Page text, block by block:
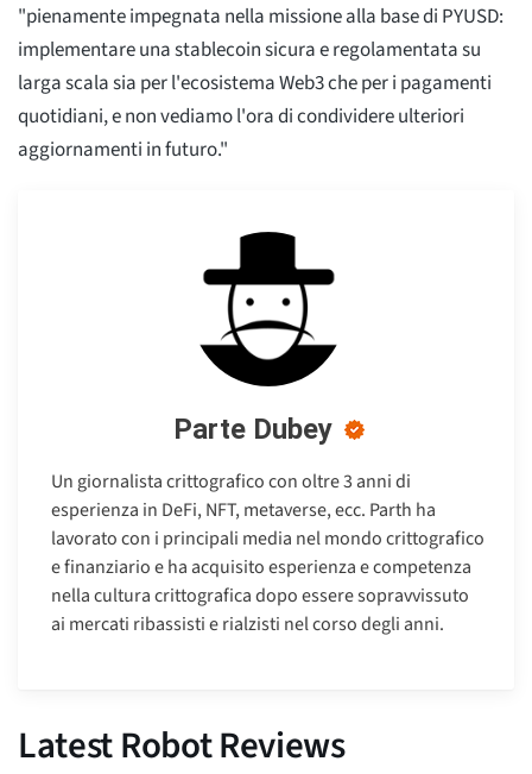
"pienamente impegnata nella missione alla base di PYUSD:
implementare una stablecoin sicura e regolamentata su
larga scala sia per l'ecosistema Web3 che per i pagamenti
quotidiani, e non vediamo l'ora di condividere ulteriori
aggiornamenti in futuro."
Parte Dubey
Un giornalista crittografico con oltre 3 anni di
esperienza in DeFi, NFT, metaverse, ecc. Parth ha
lavorato con i principali media nel mondo crittografico
e finanziario e ha acquisito esperienza e competenza
nella cultura crittografica dopo essere sopravvissuto
ai mercati ribassisti e rialzisti nel corso degli anni.
Latest Robot Reviews